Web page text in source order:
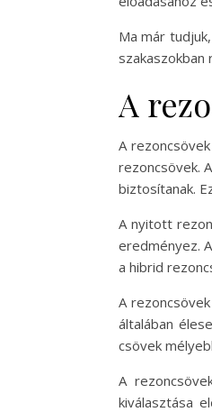
Ma már
A
A
rezoncsövek.
biztosítanak.
A nyitott
eredményez.
a hibrid
A
általában
csövek
A
kiválasztása